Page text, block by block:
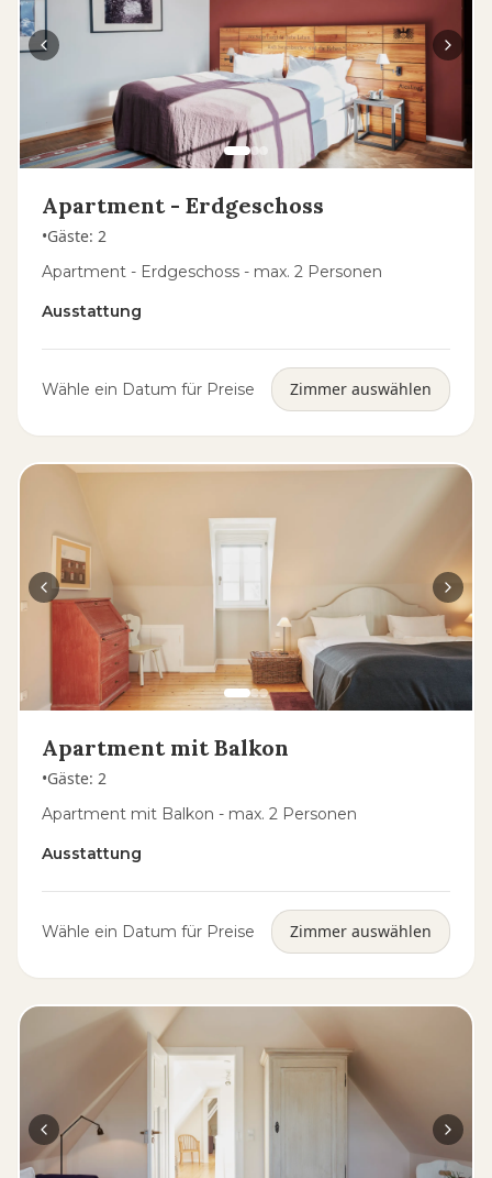
Apartment - Erdgeschoss
•Gäste: 2
Apartment - Erdgeschoss - max. 2 Personen
Ausstattung
Wähle ein Datum für Preise Zimmer auswählen
Apartment mit Balkon
•Gäste: 2
Apartment mit Balkon - max. 2 Personen
Ausstattung
Wähle ein Datum für Preise Zimmer auswählen